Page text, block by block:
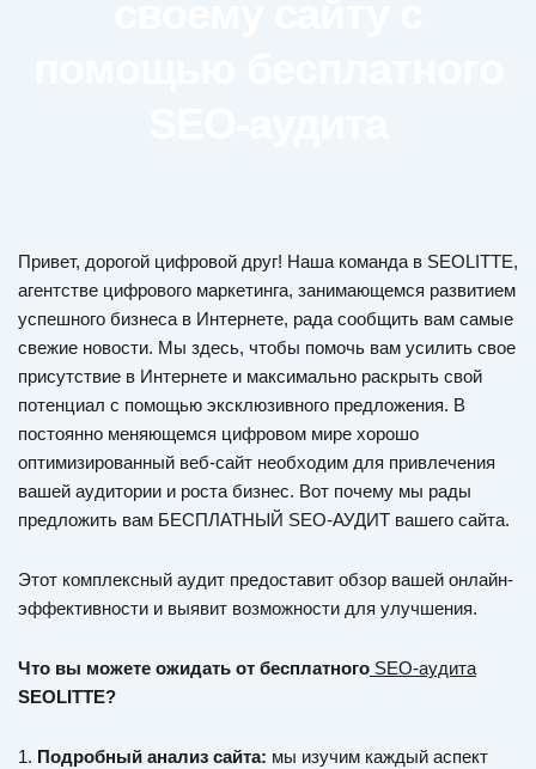
Привет, дорогой цифровой друг! Наша команда в SEOLITTE,
агентстве цифрового маркетинга, занимающемся развитием
успешного бизнеса в Интернете, рада сообщить вам самые
свежие новости. Мы здесь, чтобы помочь вам усилить свое
присутствие в Интернете и максимально раскрыть свой
потенциал с помощью эксклюзивного предложения. В
постоянно меняющемся цифровом мире хорошо
оптимизированный веб-сайт необходим для привлечения
вашей аудитории и роста бизнес. Вот почему мы рады
предложить вам БЕСПЛАТНЫЙ SEO-АУДИТ вашего сайта.
Этот комплексный аудит предоставит обзор вашей онлайн-
эффективности и выявит возможности для улучшения.
Что вы можете ожидать от бесплатного SEO-аудита
SEOLITTE?
1. Подробный анализ сайта: мы изучим каждый аспект